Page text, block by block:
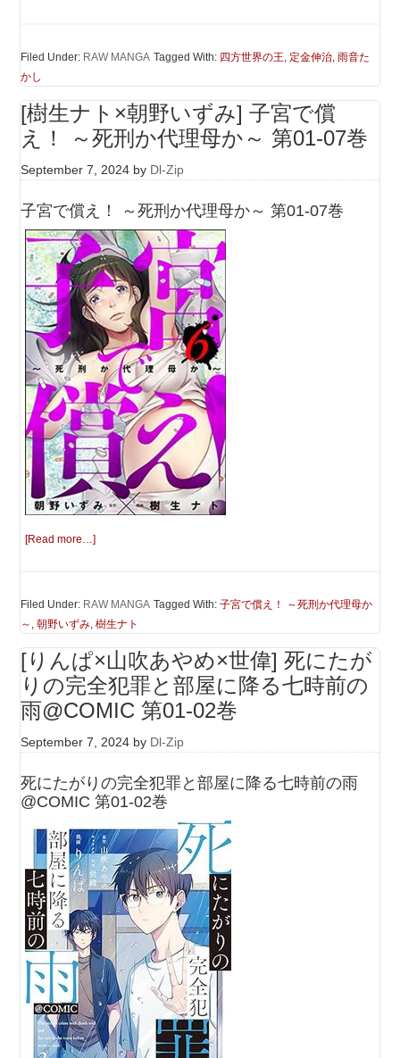
Filed Under: RAW MANGA Tagged With: 四方世界の王, 定金伸治,雨音た
かし
[樹生ナト×朝野いずみ] 子宮で償
え！ ～死刑か代理母か～ 第01-07巻
September 7, 2024 by Dl-Zip
子宮で償え！ ～死刑か代理母か～ 第01-07巻
[Read more…]
Filed Under: RAW MANGA Tagged With:子宮で償え！ ～死刑か代理母か
～ ,朝野いずみ,樹生ナト
[りんぱ×山吹あやめ×世偉] 死にたが
りの完全犯罪と部屋に降る七時前の
雨@COMIC 第01-02巻
September 7, 2024 by Dl-Zip
死にたがりの完全犯罪と部屋に降る七時前の雨
@COMIC 第01-02巻